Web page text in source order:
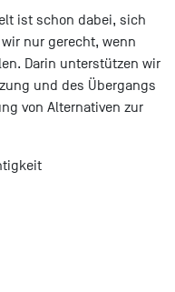
ist schon dabei, sich
nur gerecht, wenn
Darin unterstützen wir
und des Übergangs
von Alternativen zur